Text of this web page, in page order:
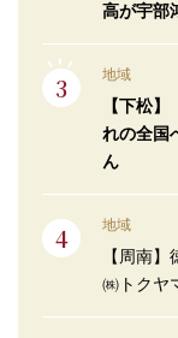
高が宇部
地域
【下松
れの全国
ん
地域
【周南
㈱トクヤ